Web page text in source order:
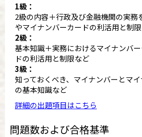
1級：
2級の内容＋行政及び金融機関の実務
やマイナンバーカードの利活用と制
2級：
基本知識＋実務におけるマイナンバ
ドの利活用と制限など
3級：
知っておくべき、マイナンバーとマ
の基本知識など
詳細の出題項目はこちら
問題数および合格基準